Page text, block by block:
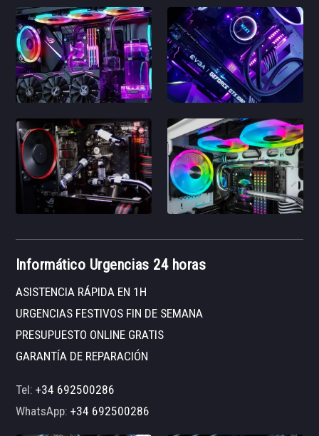
Informático Urgencias 24 horas
ASISTENCIA RÁPIDA EN 1H
URGENCIAS FESTIVOS FIN DE SEMANA
PRESUPUESTO ONLINE GRATIS
GARANTÍA DE REPARACIÓN
Tel:+34 692500286
WhatsApp:+34 692500286